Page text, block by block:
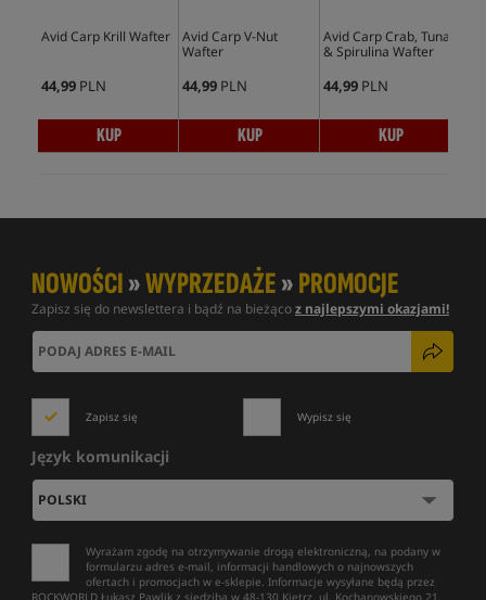
Avid Carp Krill Wafter
44,99 PLN
KUP
Avid Carp V-Nut
Wafter
44,99 PLN
KUP
Avid Carp Crab, Tuna
& Spirulina Wafter
44,99 PLN
KUP
NOWOŚCI»WYPRZEDAŻE»PROMOCJE
Zapisz się do newslettera i bądź na bieżącoz najlepszymi okazjami!
Zapisz się Wypisz się
Język komunikacji
Wyrażam zgodę na otrzymywanie drogą elektroniczną, na podany w
formularzu adres e-mail, informacji handlowych o najnowszych
ofertach i promocjach w e-sklepie. Informacje wysyłane będą przez
ROCKWORLD Łukasz Pawlik z siedzibą w 48-130 Kietrz, ul. Kochanowskiego 21.